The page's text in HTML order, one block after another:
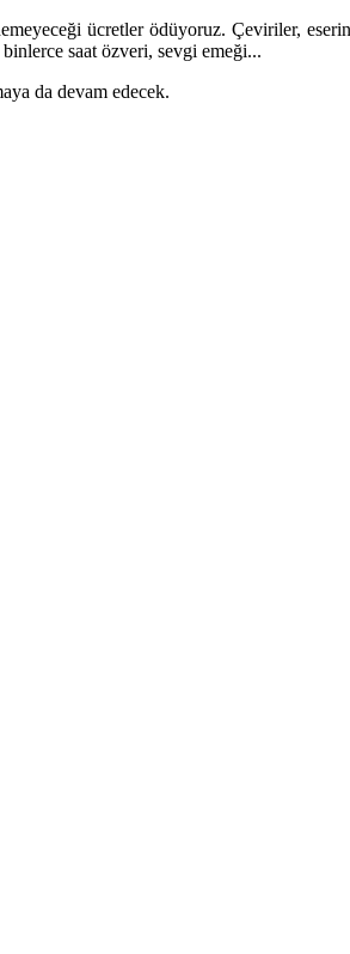
ücretler ödüyoruz. Çeviriler,
saat özveri, sevgi emeği...
da devam edecek.